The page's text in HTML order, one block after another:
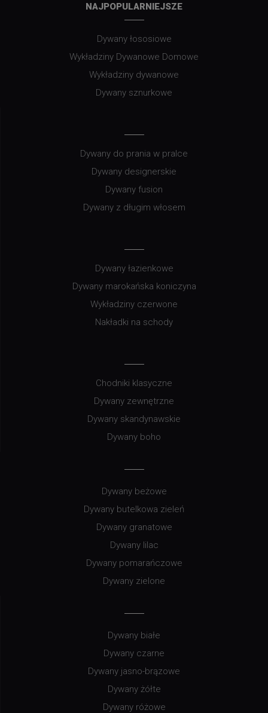
NAJPOPULARNIEJSZE
Dywany łososiowe
Wykładziny Dywanowe Domowe
Wykładziny dywanowe
Dywany sznurkowe
Dywany do prania w pralce
Dywany designerskie
Dywany fusion
Dywany z długim włosem
Dywany łazienkowe
Dywany marokańska koniczyna
Wykładziny czerwone
Nakładki na schody
Chodniki klasyczne
Dywany zewnętrzne
Dywany skandynawskie
Dywany boho
Dywany beżowe
Dywany butelkowa zieleń
Dywany granatowe
Dywany lilac
Dywany pomarańczowe
Dywany zielone
Dywany białe
Dywany czarne
Dywany jasno-brązowe
Dywany żółte
Dywany różowe